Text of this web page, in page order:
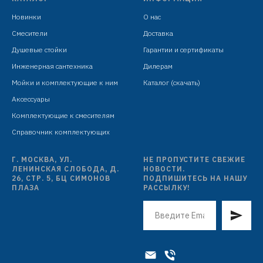
Новинки
Смесители
Душевые стойки
Инженерная сантехника
Мойки и комплектующие к ним
Аксессуары
Комплектующие к смесителям
Справочник комплектующих
О нас
Доставка
Гарантии и сертификаты
Дилерам
Каталог (скачать)
Г. МОСКВА, УЛ.
ЛЕНИНСКАЯ СЛОБОДА, Д.
26, СТР. 5, БЦ СИМОНОВ
ПЛАЗА
НЕ ПРОПУСТИТЕ СВЕЖИЕ
НОВОСТИ.
ПОДПИШИТЕСЬ НА НАШУ
РАССЫЛКУ!